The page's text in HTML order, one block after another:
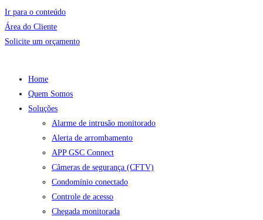
Ir para o conteúdo
Área do Cliente
Solicite um orçamento
Home
Quem Somos
Soluções
Alarme de intrusão monitorado
Alerta de arrombamento
APP GSC Connect
Câmeras de segurança (CFTV)
Condomínio conectado
Controle de acesso
Chegada monitorada